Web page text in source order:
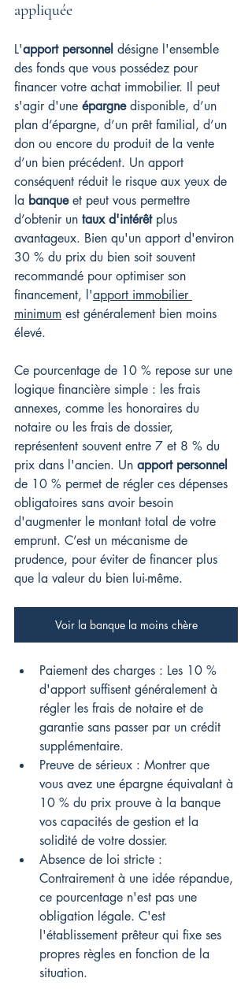
appliquée
L'apport personnel désigne l'ensemble
des fonds que vous possédez pour
financer votre achat immobilier. Il peut
s'agir d'une épargne disponible, d’un
plan d’épargne, d’un prêt familial, d’un
don ou encore du produit de la vente
d’un bien précédent. Un apport
conséquent réduit le risque aux yeux de
la banque et peut vous permettre
d’obtenir un taux d'intérêt plus
avantageux. Bien qu'un apport d'environ
30 % du prix du bien soit souvent
recommandé pour optimiser son
financement, l'apport immobilier
minimum est généralement bien moins
élevé.
Ce pourcentage de 10 % repose sur une
logique financière simple : les frais
annexes, comme les honoraires du
notaire ou les frais de dossier,
représentent souvent entre 7 et 8 % du
prix dans l'ancien. Un apport personnel
de 10 % permet de régler ces dépenses
obligatoires sans avoir besoin
d'augmenter le montant total de votre
emprunt. C’est un mécanisme de
prudence, pour éviter de financer plus
que la valeur du bien lui-même.
Voir la banque la moins chère
Paiement des charges : Les 10 %
d'apport suffisent généralement à
régler les frais de notaire et de
garantie sans passer par un crédit
supplémentaire.
Preuve de sérieux : Montrer que
vous avez une épargne équivalant à
10 % du prix prouve à la banque
vos capacités de gestion et la
solidité de votre dossier.
Absence de loi stricte :
Contrairement à une idée répandue,
ce pourcentage n'est pas une
obligation légale. C'est
l'établissement prêteur qui fixe ses
propres règles en fonction de la
situation.